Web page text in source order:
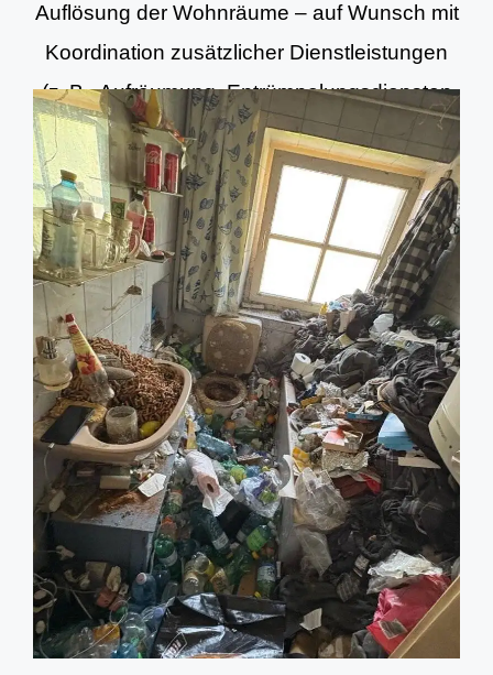
Auflösung der Wohnräume – auf Wunsch mit
Koordination zusätzlicher Dienstleistungen
(z. B. Aufräumung, Entrümpelungsdiensten
und Grundreinigung).